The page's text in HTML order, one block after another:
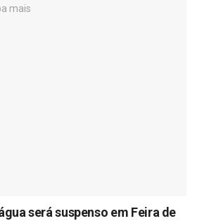
será suspenso em Feira de